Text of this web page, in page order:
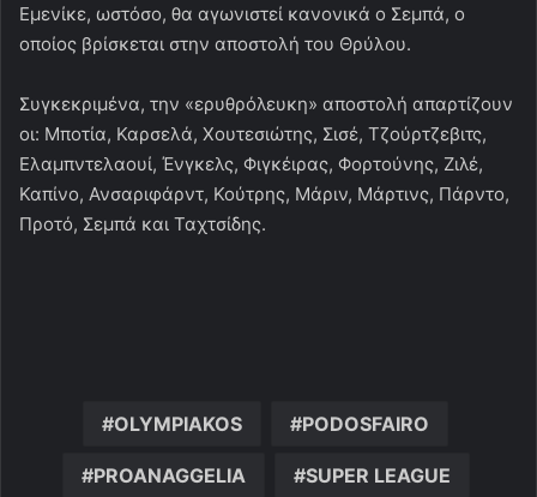
Εμενίκε, ωστόσο, θα αγωνιστεί κανονικά ο Σεμπά, ο
οποίος βρίσκεται στην αποστολή του Θρύλου.
Συγκεκριμένα, την «ερυθρόλευκη» αποστολή απαρτίζουν
οι: Μποτία, Καρσελά, Χουτεσιώτης, Σισέ, Τζούρτζεβιτς,
Ελαμπντελαουί, Ένγκελς, Φιγκέιρας, Φορτούνης, Ζιλέ,
Καπίνο, Ανσαριφάρντ, Κούτρης, Μάριν, Μάρτινς, Πάρντο,
Προτό, Σεμπά και Ταχτσίδης.
OLYMPIAKOS PODOSFAIRO
PROANAGGELIA SUPER LEAGUE